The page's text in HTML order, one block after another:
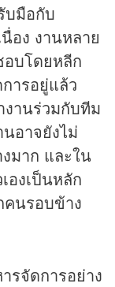
มือกับ
อง งานหลาย
บโดยหลีก
ารอยู่แล้ว
งานร่วมกับทีม
อาจยังไม่
มาก และใน
องเป็นหลัก
คนรอบข้าง
รจัดการอย่าง